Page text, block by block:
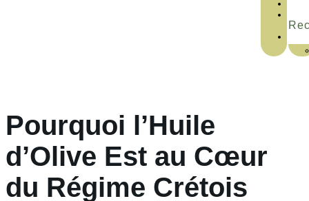
Pourquoi l’Huile
d’Olive Est au Cœur
du Régime Crétois